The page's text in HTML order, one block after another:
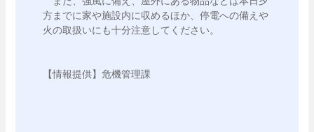
方までに家や施設内に収めるほか、停電への備えや
火の取扱いにも十分注意してください。
【情報提供】危機管理課